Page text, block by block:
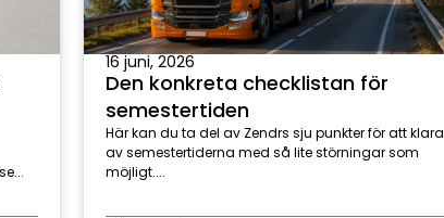
16 juni, 2026
Den konkreta checklistan för
semestertiden
Här kan du ta del av Zendrs sju punkter för att klara
av semestertiderna med så lite störningar som
möjligt....